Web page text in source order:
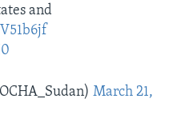
and
March 21,